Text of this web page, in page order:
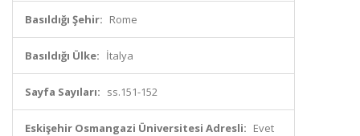
Basıldığı Şehir: Rome
Basıldığı Ülke: İtalya
Sayfa Sayıları: ss.151-152
Eskişehir Osmangazi Üniversitesi Adresli: Evet